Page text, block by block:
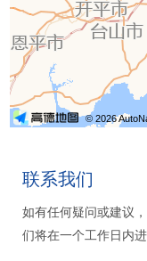
联系我们
如有任何疑问或建议
们将在一个工作日内